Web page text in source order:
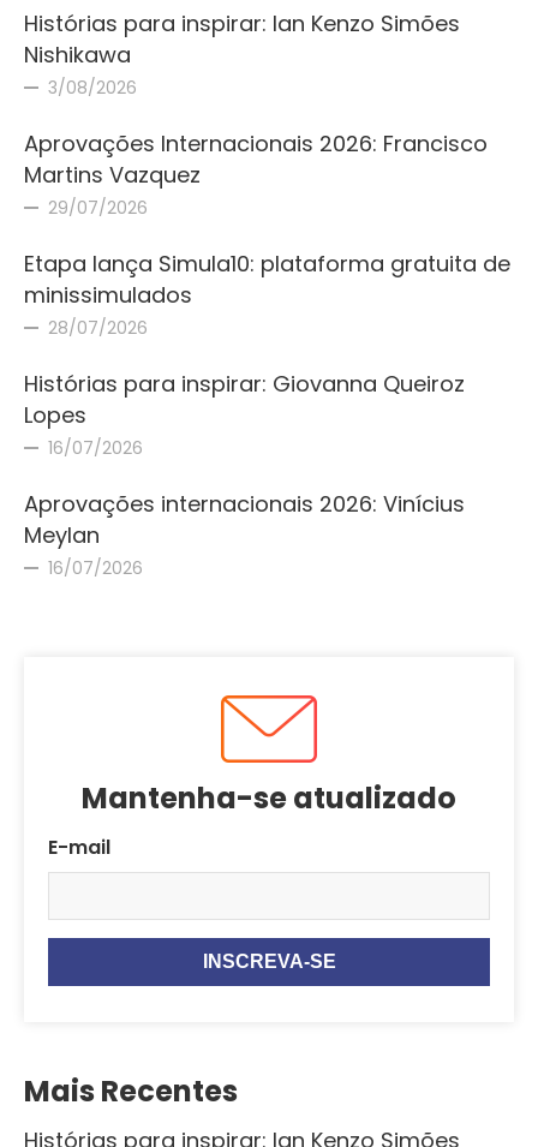
Histórias para inspirar: Ian Kenzo Simões
Nishikawa
3/08/2026
Aprovações Internacionais 2026: Francisco
Martins Vazquez
29/07/2026
Etapa lança Simula10: plataforma gratuita de
minissimulados
28/07/2026
Histórias para inspirar: Giovanna Queiroz
Lopes
16/07/2026
Aprovações internacionais 2026: Vinícius
Meylan
16/07/2026
Mantenha-se atualizado
E-mail
Mais Recentes
Histórias para inspirar: Ian Kenzo Simões